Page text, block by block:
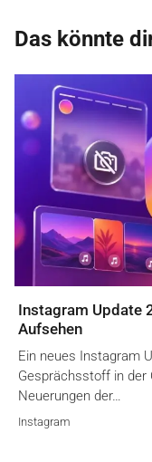
Das könnte
Instagram Update
Aufsehen
Ein neues Instagram
Gesprächsstoff in der
Neuerungen der…
Instagram